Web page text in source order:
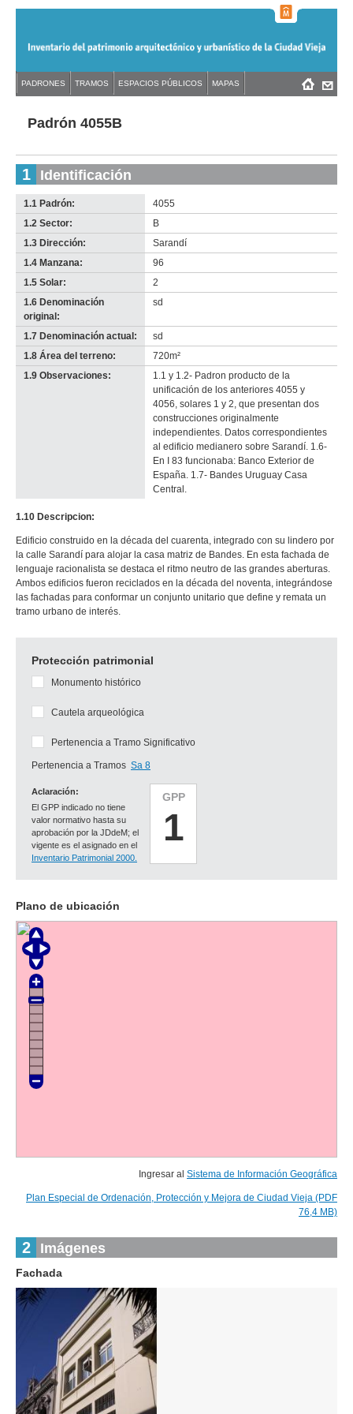
navigation
Back
topPadrón 4055B
1 Identificación
1.1 Padrón:
4055
1.2 Sector:
B
1.3 Dirección:
Sarandí
1.4 Manzana:
96
1.5 Solar:
2
1.6 Denominación
original:
sd
1.7 Denominación actual:
sd
1.8 Área del terreno:
720m²
1.9 Observaciones:
1.1 y 1.2- Padron producto de la
unificación de los anteriores 4055 y
4056, solares 1 y 2, que presentan dos
construcciones originalmente
independientes. Datos correspondientes
al edificio medianero sobre Sarandí. 1.6-
En I 83 funcionaba: Banco Exterior de
España. 1.7- Bandes Uruguay Casa
Central.
1.10 Descripcion:
Edificio construido en la década del cuarenta, integrado con su lindero por
la calle Sarandí para alojar la casa matriz de Bandes. En esta fachada de
lenguaje racionalista se destaca el ritmo neutro de las grandes aberturas.
Ambos edificios fueron reciclados en la década del noventa, integrándose
las fachadas para conformar un conjunto unitario que define y remata un
tramo urbano de interés.
Protección patrimonial
GPP
1
Aclaración:
El GPP indicado no tiene
valor normativo hasta su
aprobación por la JDdeM; el
vigente es el asignado en el
Inventario Patrimonial 2000.
Monumento histórico
Cautela arqueológica
Pertenencia a Tramo Significativo
Pertenencia a Tramos Sa 8
Plano de ubicación
Ingresar al Sistema de Información Geográfica
Plan Especial de Ordenación, Protección y Mejora de Ciudad Vieja (PDF
76,4 MB)
2 Imágenes
Fachada
Back
to Menú
PADRONES TRAMOS ESPACIOS PÚBLICOS MAPAS